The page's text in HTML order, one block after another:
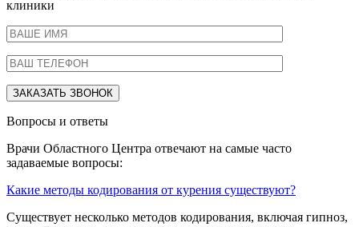
клиники
Вопросы и ответы
Врачи Областного Центра отвечают на самые часто
задаваемые вопросы:
Какие методы кодирования от курения существуют?
Существует несколько методов кодирования, включая гипноз,